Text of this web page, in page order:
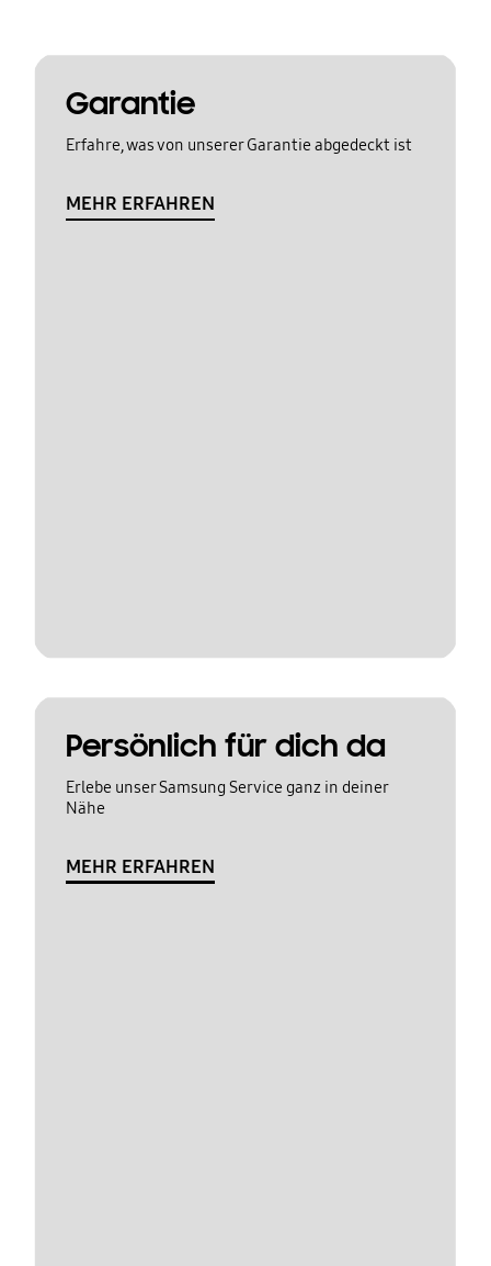
Garantie
Erfahre, was von unserer Garantie abgedeckt ist
MEHR ERFAHREN
Persönlich für dich da
Erlebe unser Samsung Service ganz in deiner
Nähe
MEHR ERFAHREN